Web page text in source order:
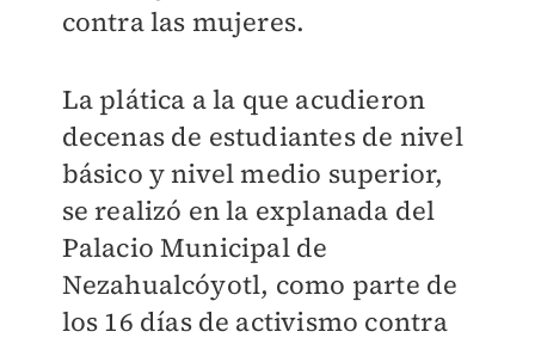
contra las mujeres.
La plática a la que acudieron
decenas de estudiantes de nivel
básico y nivel medio superior,
se realizó en la explanada del
Palacio Municipal de
Nezahualcóyotl, como parte de
los 16 días de activismo contra